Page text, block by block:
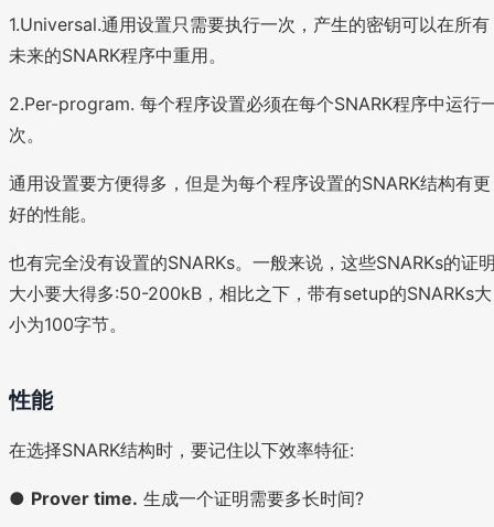
1.Universal.通用设置只需要执行一次，产生的密钥可以在所有
未来的SNARK程序中重用。
2.Per-program. 每个程序设置必须在每个SNARK程序中运行
次。
通用设置要方便得多，但是为每个程序设置的SNARK结构有更
好的性能。
也有完全没有设置的SNARKs。一般来说，这些SNARKs的证
大小要大得多:50-200kB，相比之下，带有setup的SNARKs大
小为100字节。
性能
在选择SNARK结构时，要记住以下效率特征:
● Prover time. 生成一个证明需要多长时间?